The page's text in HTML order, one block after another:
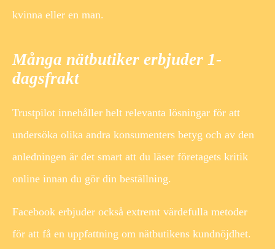
kvinna eller en man.
Många nätbutiker erbjuder 1-
dagsfrakt
Trustpilot innehåller helt relevanta lösningar för att
undersöka olika andra konsumenters betyg och av den
anledningen är det smart att du läser företagets kritik
online innan du gör din beställning.
Facebook erbjuder också extremt värdefulla metoder
för att få en uppfattning om nätbutikens kundnöjdhet.